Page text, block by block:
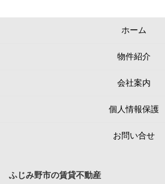
ホーム
物件紹介
会社案内
個人情報保護
お問い合せ
ふじみ野市の賃貸不動産